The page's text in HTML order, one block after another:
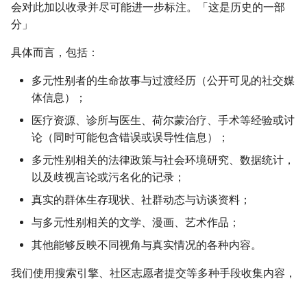
会对此加以收录并尽可能进一步标注。「这是历史的一部
分」
具体而言，包括：
多元性别者的生命故事与过渡经历（公开可见的社交媒
体信息）；
医疗资源、诊所与医生、荷尔蒙治疗、手术等经验或讨
论（同时可能包含错误或误导性信息）；
多元性别相关的法律政策与社会环境研究、数据统计，
以及歧视言论或污名化的记录；
真实的群体生存现状、社群动态与访谈资料；
与多元性别相关的文学、漫画、艺术作品；
其他能够反映不同视角与真实情况的各种内容。
我们使用搜索引擎、社区志愿者提交等多种手段收集内容，